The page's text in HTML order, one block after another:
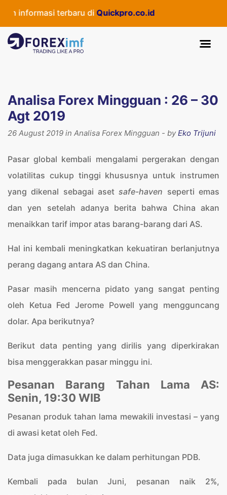
terbaru di Quickpro.co.id
Analisa Forex Mingguan : 26 – 30
Agt 2019
26 August 2019 in Analisa Forex Mingguan - byEko Trijuni
Pasar global kembali mengalami pergerakan dengan
volatilitas cukup tinggi khususnya untuk instrumen
yang dikenal sebagai asetsafe-haven seperti emas
dan yen setelah adanya berita bahwa China akan
menaikkan tarif impor atas barang-barang dari AS.
Hal ini kembali meningkatkan kekuatiran berlanjutnya
perang dagang antara AS dan China.
Pasar masih mencerna pidato yang sangat penting
oleh Ketua Fed Jerome Powell yang mengguncang
dolar. Apa berikutnya?
Berikut data penting yang dirilis yang diperkirakan
bisa menggerakkan pasar minggu ini.
Pesanan Barang Tahan Lama AS:
Senin, 19:30 WIB
Pesanan produk tahan lama mewakili investasi – yang
di awasi ketat oleh Fed.
Data juga dimasukkan ke dalam perhitungan PDB.
Kembali pada bulan Juni, pesanan naik 2%,